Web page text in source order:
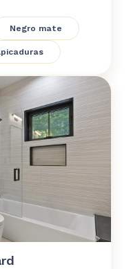
Negro mate